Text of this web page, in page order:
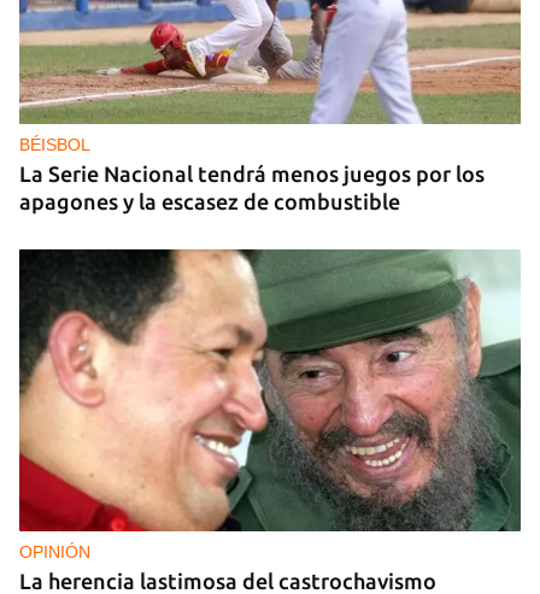
Arturo Sandoval en concierto junto a Chucho
Valdés
BÉISBOL
La Serie Nacional tendrá menos juegos por los
apagones y la escasez de combustible
OPINIÓN
La herencia lastimosa del castrochavismo